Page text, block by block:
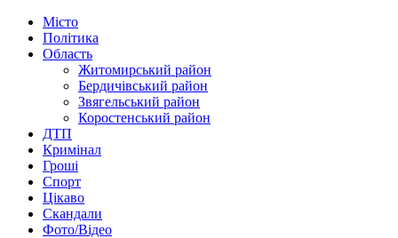
Місто
Політика
Область
Житомирський район
Бердичівський район
Звягельський район
Коростенський район
ДТП
Кримінал
Гроші
Спорт
Цікаво
Скандали
Фото/Відео